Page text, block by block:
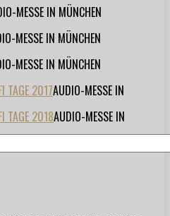
MESSE IN MÜNCHEN
MESSE IN MÜNCHEN
MESSE IN MÜNCHEN
TAGE 2017AUDIO-MESSE IN
TAGE 2018AUDIO-MESSE IN